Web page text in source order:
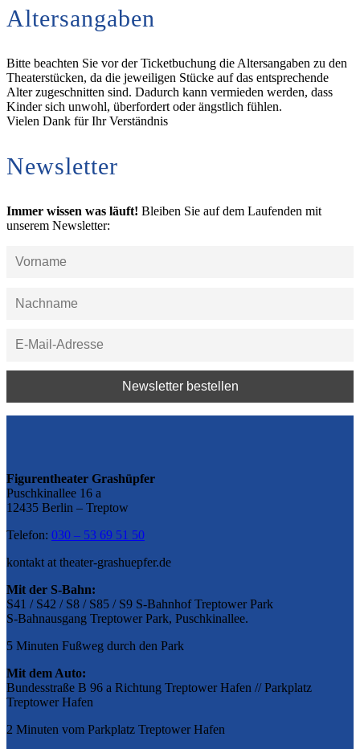
Altersangaben
Bitte beachten Sie vor der Ticketbuchung die Altersangaben zu den
Theaterstücken, da die jeweiligen Stücke auf das entsprechende
Alter zugeschnitten sind. Dadurch kann vermieden werden, dass
Kinder sich unwohl, überfordert oder ängstlich fühlen.
Vielen Dank für Ihr Verständnis
Newsletter
Immer wissen was läuft! Bleiben Sie auf dem Laufenden mit
unserem Newsletter:
Figurentheater Grashüpfer
Puschkinallee 16 a
12435 Berlin – Treptow
Telefon: 030 – 53 69 51 50
kontakt at theater-grashuepfer.de
Mit der S-Bahn:
S41 / S42 / S8 / S85 / S9 S-Bahnhof Treptower Park
S-Bahnausgang Treptower Park, Puschkinallee.
5 Minuten Fußweg durch den Park
Mit dem Auto:
Bundesstraße B 96 a Richtung Treptower Hafen // Parkplatz
Treptower Hafen
2 Minuten vom Parkplatz Treptower Hafen